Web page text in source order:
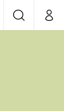
VyhledáváníMůj